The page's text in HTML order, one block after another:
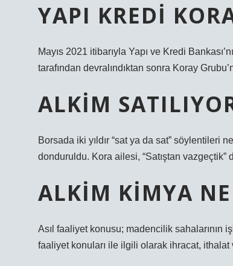
YAPI KREDI
Mayıs 2021 itibarıyla Yapı ve Kredi
tarafından devralındıktan sonra Koray
ALKIM
Borsada iki yıldır “sat ya da sat” söylentileri
donduruldu. Kora ailesi, “Satıştan vazgeçtik”
ALKIM KIMYA NE
Asıl faaliyet konusu; madencilik sahalarının
faaliyet konuları ile ilgili olarak ihracat, ithalat